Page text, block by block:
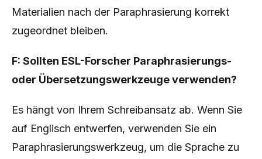
Materialien nach der Paraphrasierung korrekt
zugeordnet bleiben.
F: Sollten ESL-Forscher Paraphrasierungs-
oder Übersetzungswerkzeuge verwenden?
Es hängt von Ihrem Schreibansatz ab. Wenn Sie
auf Englisch entwerfen, verwenden Sie ein
Paraphrasierungswerkzeug, um die Sprache zu